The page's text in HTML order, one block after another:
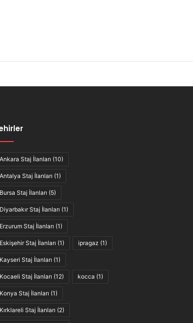
Ankara Staj İlanları (10)
Antalya Staj İlanları (1)
Bursa Staj İlanları (5)
Diyarbakır Staj İlanları (1)
Erzurum Staj İlanları (1)
Eskişehir Staj İlanları (1) ipragaz (1)
Kayseri Staj İlanları (1)
Kocaeli Staj İlanları (12) kocca (1)
Konya Staj İlanları (1)
Kırklareli Staj İlanları (2)